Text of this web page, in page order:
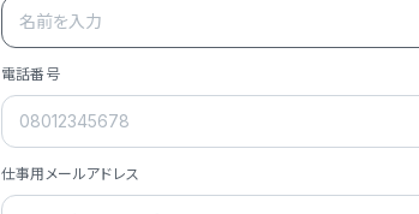
- **主力プロダクト「Yoom」**:
メール対応、請求書処理、日報
- **実績**: 国内利用社数20,000
- **強み**: すべての自動化技術を
電話番号
仕事用メールアドレス